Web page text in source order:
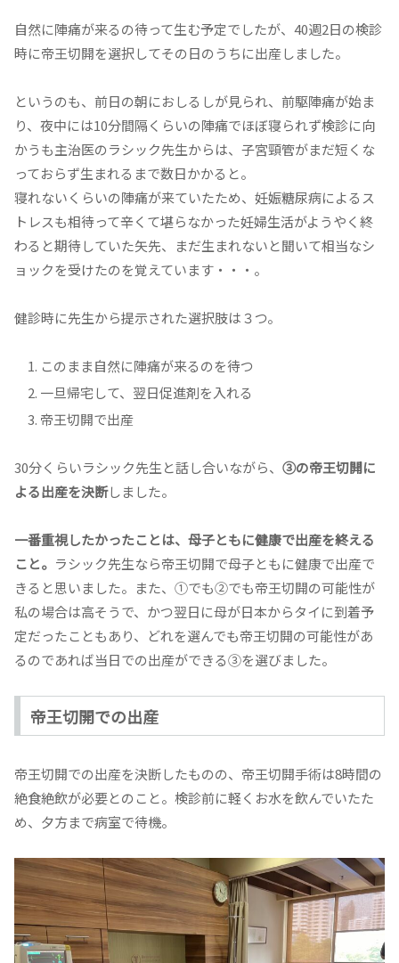
自然に陣痛が来るの待って生む予定でしたが、40週2日の検診
時に帝王切開を選択してその日のうちに出産しました。
というのも、前日の朝におしるしが見られ、前駆陣痛が始ま
り、夜中には10分間隔くらいの陣痛でほぼ寝られず検診に向
かうも主治医のラシック先生からは、子宮頸管がまだ短くな
っておらず生まれるまで数日かかると。
寝れないくらいの陣痛が来ていたため、妊娠糖尿病によるス
トレスも相待って辛くて堪らなかった妊婦生活がようやく終
わると期待していた矢先、まだ生まれないと聞いて相当なシ
ョックを受けたのを覚えています・・・。
健診時に先生から提示された選択肢は３つ。
このまま自然に陣痛が来るのを待つ
一旦帰宅して、翌日促進剤を入れる
帝王切開で出産
30分くらいラシック先生と話し合いながら、 ③の帝王切開に
よる出産を決断しました。
一番重視したかったことは、母子ともに健康で出産を終える
こと。 ラシック先生なら帝王切開で母子ともに健康で出産で
きると思いました。また、①でも②でも帝王切開の可能性が
私の場合は高そうで、かつ翌日に母が日本からタイに到着予
定だったこともあり、どれを選んでも帝王切開の可能性があ
るのであれば当日での出産ができる③を選びました。
帝王切開での出産
帝王切開での出産を決断したものの、帝王切開手術は8時間の
絶食絶飲が必要とのこと。検診前に軽くお水を飲んでいたた
め、夕方まで病室で待機。